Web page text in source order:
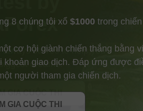
GIA CUỘC THI
8 chúng tôi xổ $1000 trong
cơ hội giành chiến thắng bằng
khoản giao dịch. Đáp ứng được
người tham gia chiến dịch.
GIA CUỘC THI
GIA CUỘC THI
THƯỞNG